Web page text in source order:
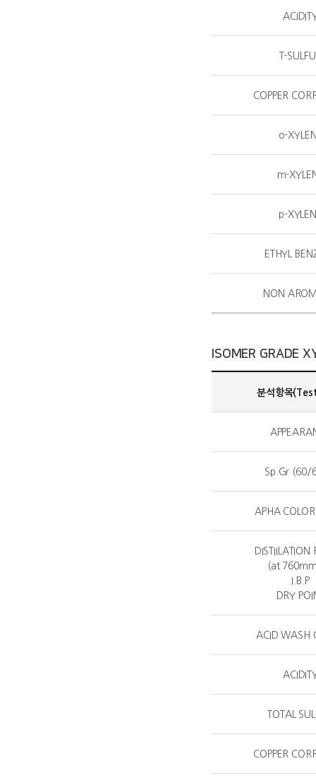
T-
COPPER
o-
m-
p-
ETHYL
NON
ISOMER GRADE
분석항목
Sp.Gr (60/
APHA
DISTIILATION
(at
I.B.P
DRY
ACID WASH
TOTAL
COPPER